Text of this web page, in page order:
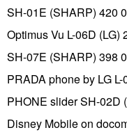
SH-01E (SHARP) 420
Optimus Vu L-06D
SH-07E (SHARP) 398
PRADA phone by LG
PHONE slider SH-02D
Disney Mobile on